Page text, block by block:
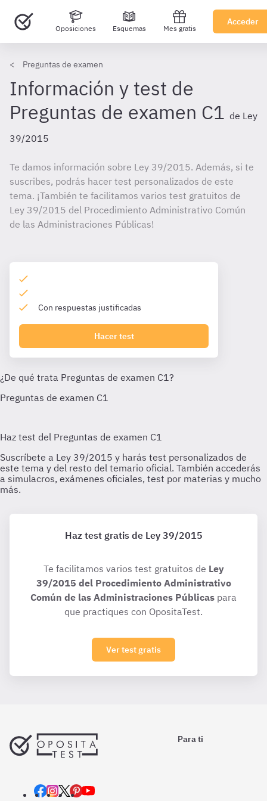
Oposiciones Esquemas Mes gratis
Acceder
Preguntas de examen
Información y test de
Preguntas de examen C1 de Ley
39/2015
Te damos información sobre Ley 39/2015. Además, si te
suscribes, podrás hacer test personalizados de este
tema. ¡También te facilitamos varios test gratuitos de
Ley 39/2015 del Procedimiento Administrativo Común
de las Administraciones Públicas!
Con respuestas justificadas
Hacer test
Haz test gratis de Ley 39/2015
Te facilitamos varios test gratuitos de Ley
39/2015 del Procedimiento Administrativo
Común de las Administraciones Públicas para
que practiques con OpositaTest.
Ver test gratis
Para ti